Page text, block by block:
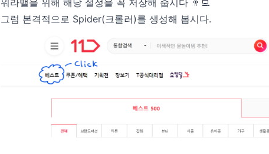
그럼 본격적으로 Spider(크롤러)를 생성해 봅시다.